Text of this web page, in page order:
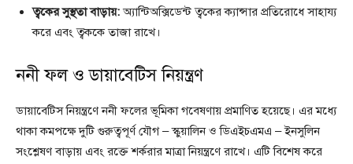
ত্বকের সুস্থতা বাড়ায়:অ্যান্টিঅক্সিডেন্ট ত্বকের ক্যান্সার প্রতিরোধে সাহায্য
করে এবং ত্বককে তাজা রাখে।
ননী ফল ও ডায়াবেটিস নিয়ন্ত্রণ
ডায়াবেটিস নিয়ন্ত্রণে ননী ফলের ভূমিকা গবেষণায় প্রমাণিত হয়েছে। এর মধ্যে
থাকা কমপক্ষে দুটি গুরুত্বপূর্ণ যৌগ – স্কুয়ালিন ও ডিএইচএমএ – ইনসুলিন
সংশ্লেষণ বাড়ায় এবং রক্তে শর্করার মাত্রা নিয়ন্ত্রণে রাখে। এটি বিশেষ করে